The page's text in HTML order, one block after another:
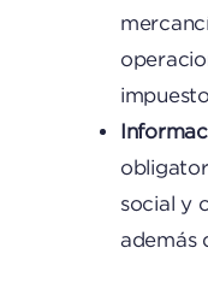
social y
además